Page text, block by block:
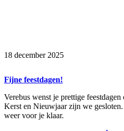
18 december 2025
Fijne feestdagen!
Verebus wenst je prettige
Kerst en Nieuwjaar zijn we
weer voor je klaar.